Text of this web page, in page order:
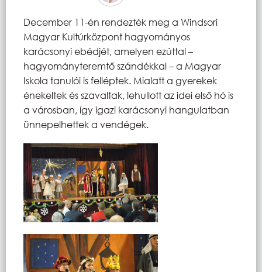
December 11-én rendezték meg a Windsori
Magyar Kultúrközpont hagyományos
karácsonyi ebédjét, amelyen ezúttal –
hagyományteremtő szándékkal – a Magyar
Iskola tanulói is felléptek. Mialatt a gyerekek
énekeltek és szavaltak, lehullott az idei első hó is
a városban, így igazi karácsonyi hangulatban
ünnepelhettek a vendégek.